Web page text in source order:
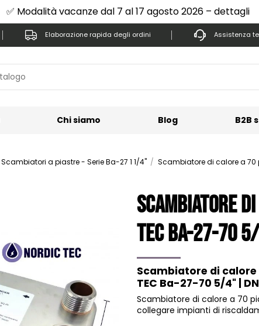
✅ Modalità vacanze dal 7 al 17 agosto 2026 – dettagli
Elaborazione rapida degli ordini Assistenza
Chi siamo Blog B2B
Scambiatori a piastre - Serie Ba-27 1 1/4" Scambiatore di calore a 70
Scambiatore
TEC Ba-27-70
Scambiatore di calore
TEC Ba-27-70 5/4" |
Scambiatore di calore a 70
collegare impianti di